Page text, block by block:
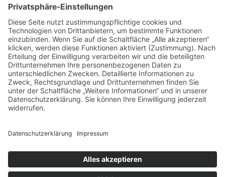
Home
Über uns
Leistungen
Produkte
Referenzen
Karriere
Downloads
AGB